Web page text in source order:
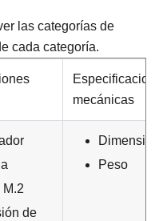
las categorías de
cada categoría.
mecánicas
de
Dimensión
Peso